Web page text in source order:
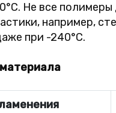
Не все
например,
при -240°C.